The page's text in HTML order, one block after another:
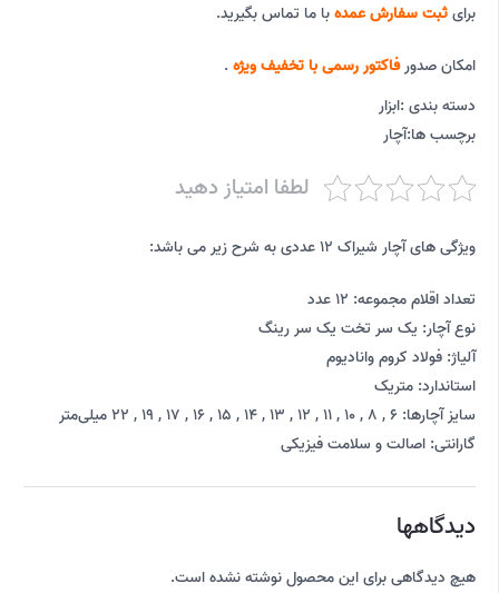
برایثبت سفارش عمدهبا ما تماس بگیرید.
امکان صدورفاکتور رسمی با تخفیف ویژه .
دسته بندی :ابزار
برچسب ها:آچار
لطفا امتیاز دهید
ویژگی های آچار شیراک 12 عددی به شرح زیر می باشد:
تعداد اقلام مجموعه: 12 عدد
نوع آچار: یک سر تخت یک سر رینگ
آلیاژ: فولاد کروم وانادیوم
استاندارد: متریک
سایز آچارها: 6 , 8 , 10 , 11 , 12 , 13 , 14 , 15 , 16 , 17 , 19 , 22 میلی‌متر
گارانتی: اصالت و سلامت فیزیکی
دیدگاهها
هیچ دیدگاهی برای این محصول نوشته نشده است.